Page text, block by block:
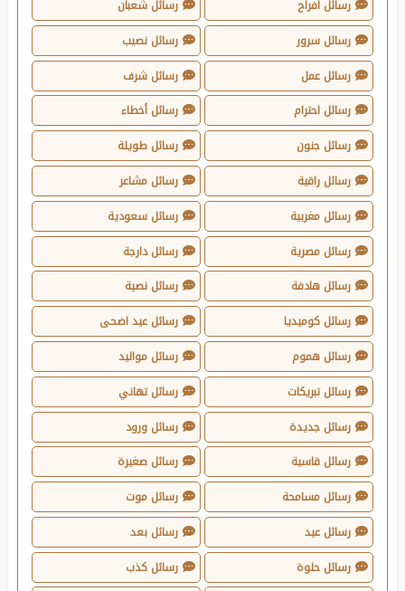
رسائل افراح
رسائل شعبان
رسائل سرور
رسائل نصيب
رسائل عمل
رسائل شرف
رسائل احترام
رسائل أخطاء
رسائل جنون
رسائل طويلة
رسائل راقية
رسائل مشاعر
رسائل مغربية
رسائل سعودية
رسائل مصرية
رسائل دارجة
رسائل هادفة
رسائل نصية
رسائل كوميديا
رسائل عيد اضحى
رسائل هموم
رسائل مواليد
رسائل تبريكات
رسائل تهاني
رسائل جديدة
رسائل ورود
رسائل قاسية
رسائل صغيرة
رسائل مسامحة
رسائل موت
رسائل عيد
رسائل بعد
رسائل حلوة
رسائل كذب